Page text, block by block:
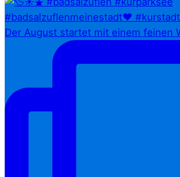
Der August startet mit einem feinen